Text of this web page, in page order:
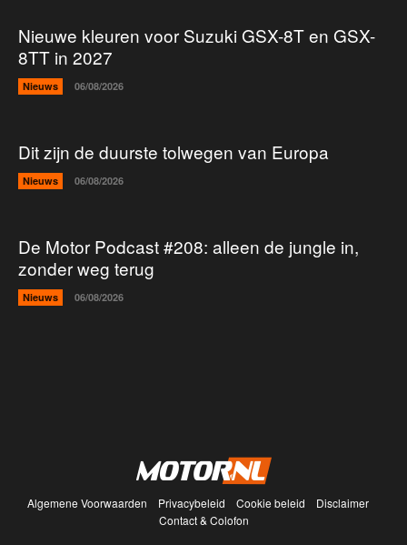
Nieuwe kleuren voor Suzuki GSX-8T en GSX-
8TT in 2027
Nieuws 06/08/2026
Dit zijn de duurste tolwegen van Europa
Nieuws 06/08/2026
De Motor Podcast #208: alleen de jungle in,
zonder weg terug
Nieuws 06/08/2026
Algemene Voorwaarden Privacybeleid Cookie beleid
Disclaimer
Contact & Colofon